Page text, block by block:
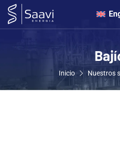
Inicio Nuestros